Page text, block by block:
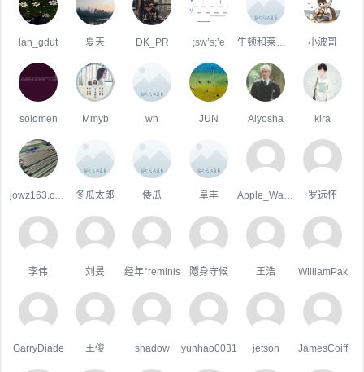
lan_gdut 夏天 DK_PR ;sw’s;’e 小波哥
solomen Mmyb wh JUN Alyosha kira
冬瓜太郎 倭瓜 阜丰 罗远怀
李伟 刘旻 经年°reminis 隱身守候 王浩 WilliamPak
GarryDiade 王俊 shadow yunhao0031 jetson JamesCoiff